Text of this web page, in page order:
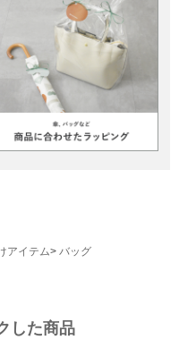
アイテム
バッグ
した商品